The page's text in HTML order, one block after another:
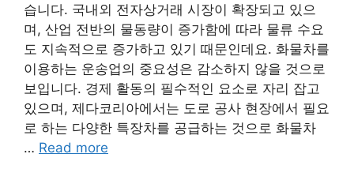
습니다. 국내외 전자상거래 시장이 확장되고 있으
며, 산업 전반의 물동량이 증가함에 따라 물류 수요
도 지속적으로 증가하고 있기 때문인데요. 화물차를
이용하는 운송업의 중요성은 감소하지 않을 것으로
보입니다. 경제 활동의 필수적인 요소로 자리 잡고
있으며, 제다코리아에서는 도로 공사 현장에서 필요
로 하는 다양한 특장차를 공급하는 것으로 화물차
… Read more